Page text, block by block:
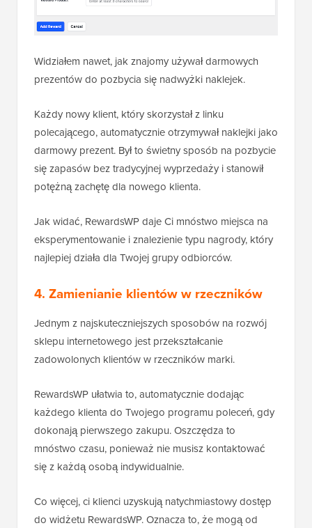
Widziałem nawet, jak znajomy używał darmowych
prezentów do pozbycia się nadwyżki naklejek.
Każdy nowy klient, który skorzystał z linku
polecającego, automatycznie otrzymywał naklejki jako
darmowy prezent. Był to świetny sposób na pozbycie
się zapasów bez tradycyjnej wyprzedaży i stanowił
potężną zachętę dla nowego klienta.
Jak widać, RewardsWP daje Ci mnóstwo miejsca na
eksperymentowanie i znalezienie typu nagrody, który
najlepiej działa dla Twojej grupy odbiorców.
4. Zamienianie klientów w rzeczników
Jednym z najskuteczniejszych sposobów na rozwój
sklepu internetowego jest przekształcanie
zadowolonych klientów w rzeczników marki.
RewardsWP ułatwia to, automatycznie dodając
każdego klienta do Twojego programu poleceń, gdy
dokonają pierwszego zakupu. Oszczędza to
mnóstwo czasu, ponieważ nie musisz kontaktować
się z każdą osobą indywidualnie.
Co więcej, ci klienci uzyskują natychmiastowy dostęp
do widżetu RewardsWP. Oznacza to, że mogą od